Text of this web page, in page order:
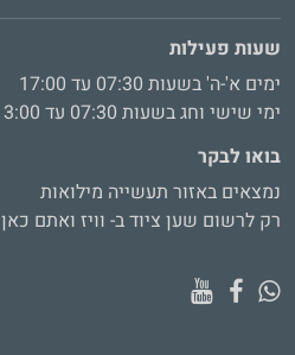
שעות פעילות
ימים א'-ה' בשעות 07:30 עד 17:00
ימי שישי וחג בשעות 07:30 עד 13:00
בואו לבקר
נמצאים באזור תעשייה מילואות
רק לרשום שען ציוד ב- וויז ואתם כאן